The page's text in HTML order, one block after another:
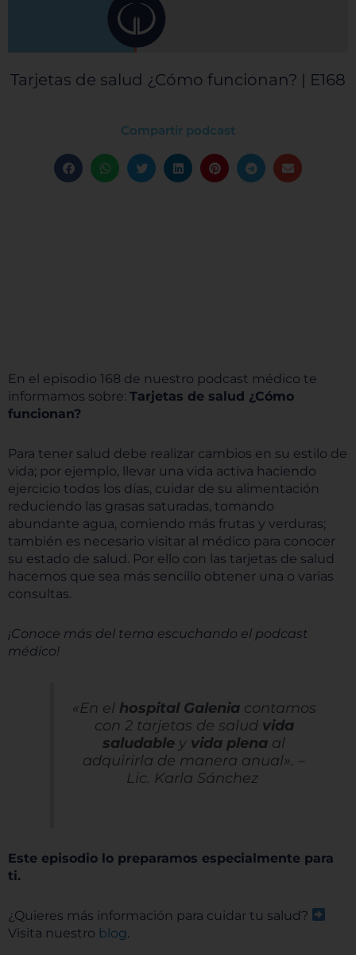
Tarjetas de salud ¿Cómo funcionan? | E168
Compartir podcast
En el episodio 168 de nuestro podcast médico te
informamos sobre: Tarjetas de salud ¿Cómo
funcionan?
Para tener salud debe realizar cambios en su estilo de
vida; por ejemplo, llevar una vida activa haciendo
ejercicio todos los días, cuidar de su alimentación
reduciendo las grasas saturadas, tomando
abundante agua, comiendo más frutas y verduras;
también es necesario visitar al médico para conocer
su estado de salud. Por ello con las tarjetas de salud
hacemos que sea más sencillo obtener una o varias
consultas.
¡Conoce más del tema escuchando el podcast
médico!
«En el hospital Galeniacontamos
con 2 tarjetas de salud vida
saludable y vida plena al
adquirirla de manera anual». –
Lic. Karla Sánchez
Este episodio lo preparamos especialmente para
ti.
¿Quieres más información para cuidar tu salud?
Visita nuestro blog.